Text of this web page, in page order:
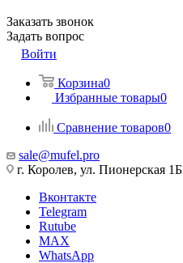
Заказать звонок
Задать вопрос
Войти
Корзина0
Избранные товары0
Сравнение товаров0
sale@mufel.pro
г. Королев, ул. Пионерская 1Б
Вконтакте
Telegram
Rutube
MAX
WhatsApp